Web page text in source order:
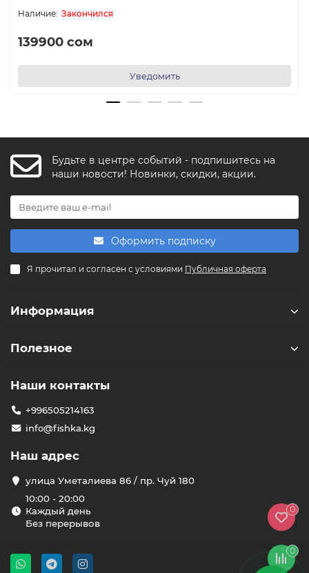
Закончился
139900 сом
Уведомить
Будьте в центре событий - подпишитесь на
наши новости! Новинки, скидки, акции.
Оформить подписку
Я прочитал и согласен с условиями Публичная оферта
Информация
Полезное
Наши контакты
+996505214163
info@fishka.kg
Наш адрес
улица Уметалиева 86 / пр. Чуй 180
10:00 - 20:00
Каждый день
Без перерывов
0
0
F FishkaAI
Обычно отвечаем за минуту
Чем можем помочь?